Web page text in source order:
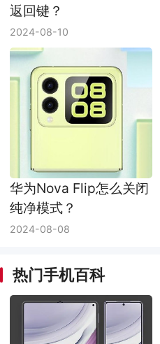
返回键？
2024-08-10
华为Nova Flip怎么关闭
纯净模式？
2024-08-08
热门手机百科